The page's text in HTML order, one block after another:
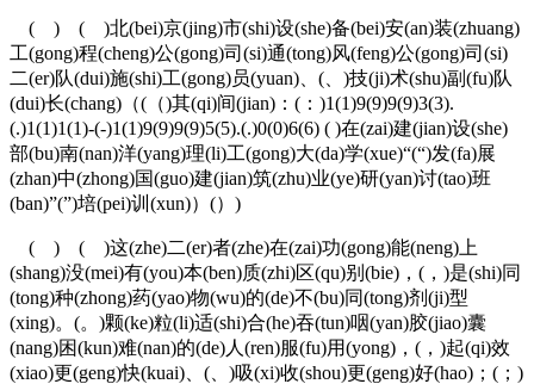
( ) ( )北(bei)京(jing)市(shi)设(she)备(bei)安(an)装(zhuang)
工(gong)程(cheng)公(gong)司(si)通(tong)风(feng)公(gong)司(si)
二(er)队(dui)施(shi)工(gong)员(yuan)、(、)技(ji)术(shu)副(fu)队
(dui)长(chang)（(（)其(qi)间(jian)：(：)1(1)9(9)9(9)3(3).
(.)1(1)1(1)-(-)1(1)9(9)9(9)5(5).(.)0(0)6(6) ( )在(zai)建(jian)设(she)
部(bu)南(nan)洋(yang)理(li)工(gong)大(da)学(xue)“(“)发(fa)展
(zhan)中(zhong)国(guo)建(jian)筑(zhu)业(ye)研(yan)讨(tao)班
(ban)”(”)培(pei)训(xun)）(）)
( ) ( )这(zhe)二(er)者(zhe)在(zai)功(gong)能(neng)上
(shang)没(mei)有(you)本(ben)质(zhi)区(qu)别(bie)，(，)是(shi)同
(tong)种(zhong)药(yao)物(wu)的(de)不(bu)同(tong)剂(ji)型
(xing)。(。)颗(ke)粒(li)适(shi)合(he)吞(tun)咽(yan)胶(jiao)囊
(nang)困(kun)难(nan)的(de)人(ren)服(fu)用(yong)，(，)起(qi)效
(xiao)更(geng)快(kuai)、(、)吸(xi)收(shou)更(geng)好(hao)；(；)